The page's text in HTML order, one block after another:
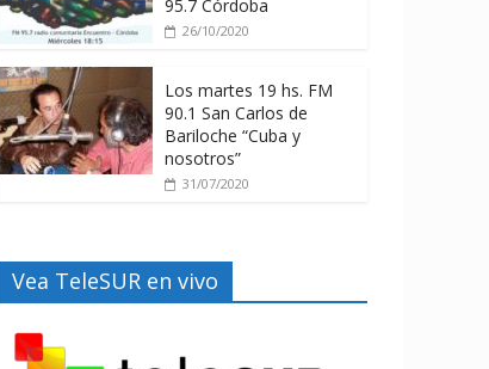
95.7 Córdoba
26/10/2020
Los martes 19 hs. FM
90.1 San Carlos de
Bariloche “Cuba y
nosotros”
31/07/2020
Vea TeleSUR en vivo